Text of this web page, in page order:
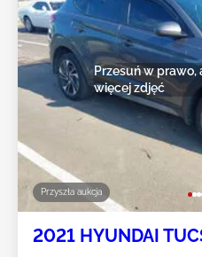
Przyszła aukcja
Przesuń w prawo,
więcej zdjęć
2021 HYUNDAI